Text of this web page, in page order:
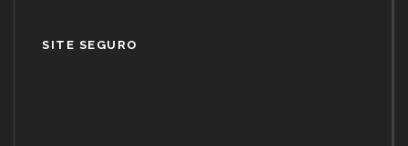
SITE SEGURO